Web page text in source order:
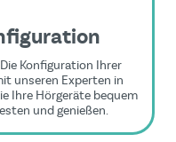
Konfiguration Ihrer
unseren Experten in
Ihre Hörgeräte bequem
und genießen.